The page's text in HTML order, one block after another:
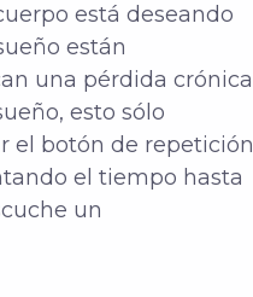
está deseando
están
una pérdida crónica
esto sólo
el botón de repetición
el tiempo hasta
un